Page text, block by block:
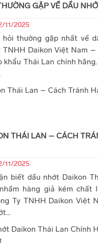
GẶP VỀ DẦU
11/2025
hỏi thường gặp nhất về
TNHH Daikon Việt Nam –
khẩu Thái Lan chính
THÁI LAN – CÁCH
11/2025
biết dầu nhớt Daikon
hàng giả kém chất
Ty TNHH Daikon Việt